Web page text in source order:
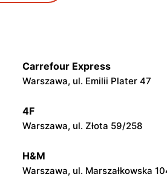
Duży Ben
1/3N
Poznań, ul. Piotra Ściegiennego
Carrefour Express
Warszawa, ul. Emilii Plater 47
4F
Warszawa, ul. Złota 59/258
H&M
Warszawa, ul. Marszałkowska